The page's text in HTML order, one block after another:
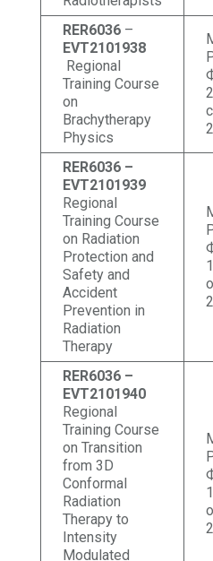
RER6036 –
EVT2101938
Regional
Training Course
on
Brachytherapy
Physics
RER6036 –
EVT2101939
Regional
Training Course
on Radiation
Protection and
Safety and
Accident
Prevention in
Radiation
Therapy
RER6036 –
EVT2101940
Regional
Training Course
on Transition
from 3D
Conformal
Radiation
Therapy to
Intensity
Modulated